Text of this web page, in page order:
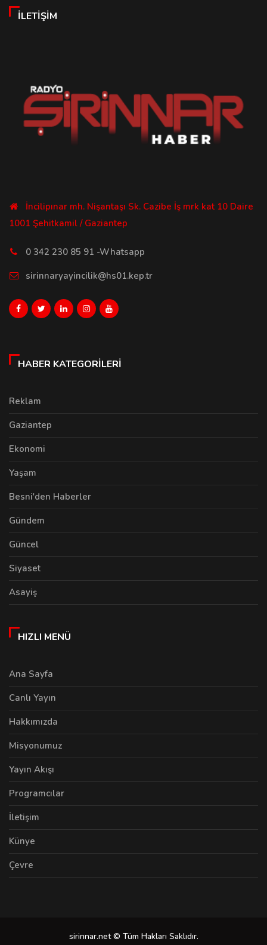
İLETIŞIM
İncilipınar mh. Nişantaşı Sk. Cazibe İş mrk kat 10 Daire
1001 Şehitkamil / Gaziantep
0 342 230 85 91 -Whatsapp
sirinnaryayincilik@hs01.kep.tr
HABER KATEGORILERI
Reklam
Gaziantep
Ekonomi
Yaşam
Besni'den Haberler
Gündem
Güncel
Siyaset
Asayiş
HIZLI MENÜ
Ana Sayfa
Canlı Yayın
Hakkımızda
Misyonumuz
Yayın Akışı
Programcılar
İletişim
Künye
Çevre
sirinnar.net © Tüm Hakları Saklıdır.